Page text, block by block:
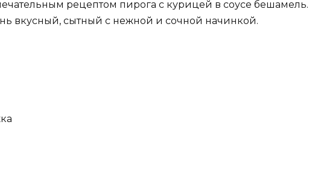
рецептом пирога с курицей в соусе бешамель.
вкусный, сытный с нежной и сочной начинкой.